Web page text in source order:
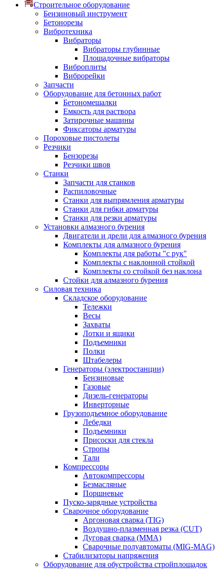
Строительное оборудование
Бензиновый инструмент
Бетонорезы
Вибротехника
Вибраторы
Вибраторы глубинные
Площадочные вибраторы
Виброплиты
Виброрейки
Запчасти
Оборудование для бетонных работ
Бетономешалки
Емкость для раствора
Затирочные машины
Фиксаторы арматуры
Пороховые пистолеты
Резчики
Бензорезы
Резчики швов
Станки
Запчасти для станков
Распиловочные
Станки для выпрямления арматуры
Станки для гибки арматуры
Станки для резки арматуры
Установки алмазного бурения
Двигатели и дрели для алмазного бурения
Комплекты для алмазного бурения
Комплекты для работы "с рук"
Комплекты с наклонной стойкой
Комплекты со стойкой без наклона
Стойки для алмазного бурения
Силовая техника
Складское оборудование
Тележки
Весы
Захваты
Лотки и ящики
Подъемники
Полки
Штабелеры
Генераторы (электростанции)
Бензиновые
Газовые
Дизель-генераторы
Инверторные
Грузоподъемное оборудование
Лебедки
Подъемники
Присоски для стекла
Стропы
Тали
Компрессоры
Автокомпрессоры
Безмасляные
Поршневые
Пуско-зарядные устройства
Сварочное оборудование
Аргоновая сварка (TIG)
Воздушно-плазменная резка (CUT)
Дуговая сварка (ММА)
Сварочные полуавтоматы (MIG-MAG)
Стабилизаторы напряжения
Оборудование для обустройства стройплощадок